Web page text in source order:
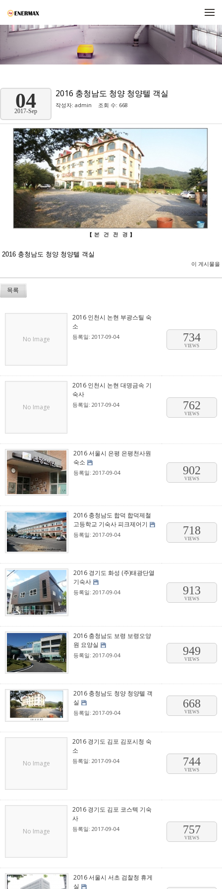
04
2017-Sep
2016 충청남도 청양 청양텔 객실
작성자: admin 조회 수: 668
2016 충청남도 청양 청양텔 객실
이 게시물을
목록
No Image
2016 인천시 논현 부광스틸 숙
소
등록일: 2017-09-04 734
VIEWS
No Image
2016 인천시 논현 대명금속 기
숙사
등록일: 2017-09-04 762
VIEWS
2016 서울시 은평 은평천사원
숙소
등록일: 2017-09-04 902
VIEWS
2016 충청남도 합덕 합덕제철
고등학교 기숙사 피크제어기
등록일: 2017-09-04 718
VIEWS
2016 경기도 화성 (주)태광단열
기숙사
등록일: 2017-09-04 913
VIEWS
2016 충청남도 보령 보령오양
원 요양실
등록일: 2017-09-04 949
VIEWS
2016 충청남도 청양 청양텔 객
실
등록일: 2017-09-04
668
VIEWS
No Image
2016 경기도 김포 김포시청 숙
소
등록일: 2017-09-04 744
VIEWS
No Image
2016 경기도 김포 코스텍 기숙
사
등록일: 2017-09-04 757
VIEWS
2016 서울시 서초 검찰청 휴게
실